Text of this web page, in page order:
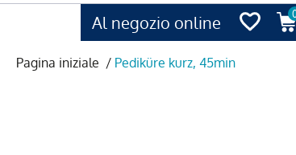
Al negozio online
Pagina iniziale / Pediküre kurz, 45min